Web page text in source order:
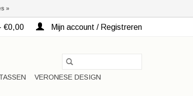
€0,00 Mijn account / Registreren
VERONESE DESIGN
»